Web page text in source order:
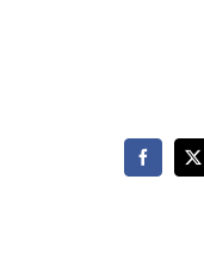
Facebook
X